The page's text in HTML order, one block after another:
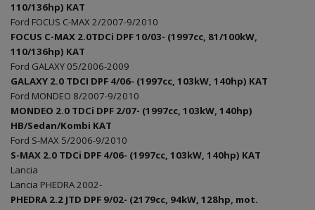
110/136hp) KAT
Ford FOCUS C-MAX 2/2007-9/2010
FOCUS C-MAX 2.0TDCi DPF 10/03- (1997cc, 81/100kW,
110/136hp) KAT
Ford GALAXY 05/2006-2009
GALAXY 2.0 TDCI DPF 4/06- (1997cc, 103kW, 140hp) KAT
Ford MONDEO 8/2007-9/2010
MONDEO 2.0 TDCi DPF 2/07- (1997cc, 103kW, 140hp)
HB/Sedan/Kombi KAT
Ford S-MAX 5/2006-9/2010
S-MAX 2.0 TDCi DPF 4/06- (1997cc, 103kW, 140hp) KAT
Lancia
Lancia PHEDRA 2002-
PHEDRA 2.2 JTD DPF 9/02- (2179cc, 94kW, 128hp, mot.